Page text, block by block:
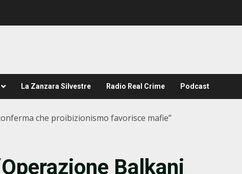
La Zanzara Silvestre Radio Real Crime Podcast
che proibizionismo favorisce mafie”
Balkani